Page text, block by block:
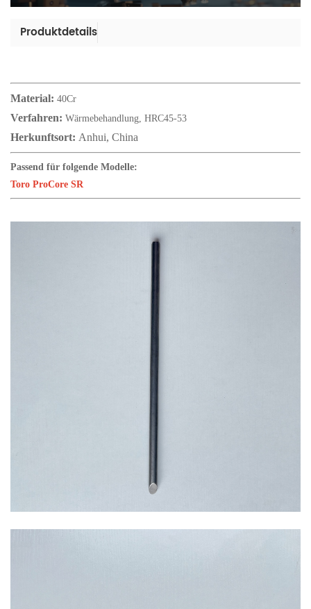
Produktdetails
Material: 40Cr
Verfahren: Wärmebehandlung, HRC45-53
Herkunftsort: Anhui, China
Passend für folgende Modelle:
Toro ProCore SR